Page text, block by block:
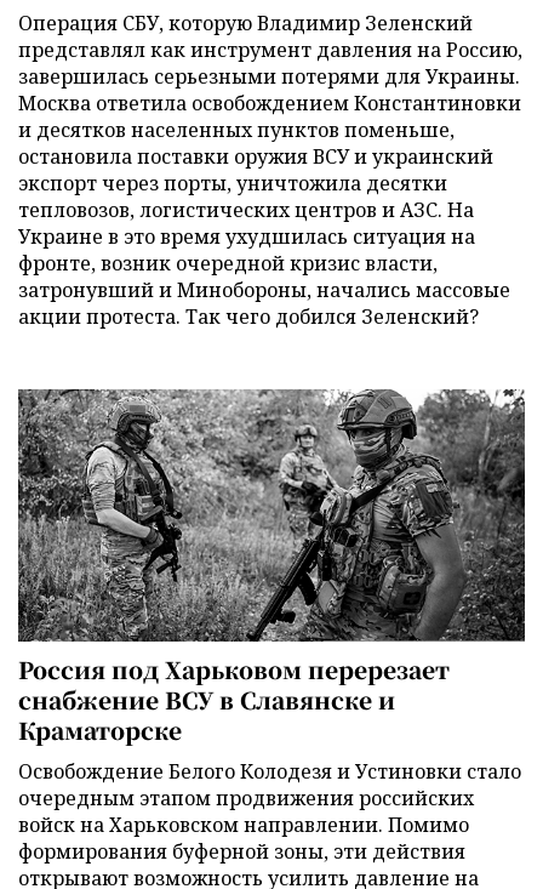
Операция СБУ, которую Владимир Зеленский
представлял как инструмент давления на Россию,
завершилась серьезными потерями для Украины.
Москва ответила освобождением Константиновки
и десятков населенных пунктов поменьше,
остановила поставки оружия ВСУ и украинский
экспорт через порты, уничтожила десятки
тепловозов, логистических центров и АЗС. На
Украине в это время ухудшилась ситуация на
фронте, возник очередной кризис власти,
затронувший и Минобороны, начались массовые
акции протеста. Так чего добился Зеленский?
Россия под Харьковом перерезает
снабжение ВСУ в Славянске и
Краматорске
Освобождение Белого Колодезя и Устиновки стало
очередным этапом продвижения российских
войск на Харьковском направлении. Помимо
формирования буферной зоны, эти действия
открывают возможность усилить давление на